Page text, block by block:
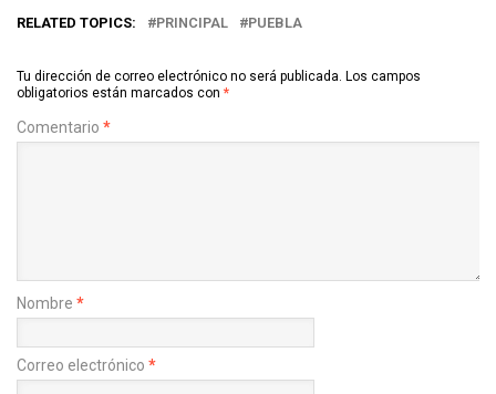
RELATED TOPICS: PRINCIPAL PUEBLA
Tu dirección de correo electrónico no será publicada. Los campos
obligatorios están marcados con *
Comentario *
Nombre *
Correo electrónico *